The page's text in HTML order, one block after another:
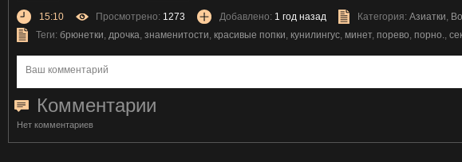
15:10 Просмотрено: 1273 Добавлено: 1 год назад Категория: Азиатки,
Теги: брюнетки, дрочка, знаменитости, красивые попки, кунилингус, минет, порево, порно.,
Комментарии
Нет комментариев